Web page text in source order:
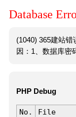
Database
(1040) 365建站
因：1、数据库密
PHP Debug
No. File